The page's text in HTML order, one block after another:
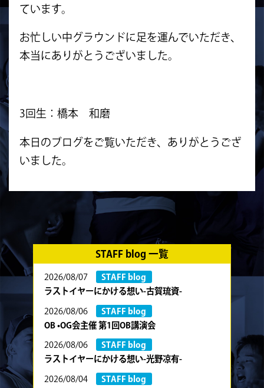
ています。
お忙しい中グラウンドに足を運んでいただき、
本当にありがとうございました。
3回生：橋本 和磨
本日のブログをご覧いただき、ありがとうござ
いました。
STAFF blog 一覧
2026/08/07
STAFF blog
ラストイヤーにかける想い-古賀琉資-
2026/08/06
STAFF blog
OB •OG会主催 第1回OB講演会
2026/08/06
STAFF blog
ラストイヤーにかける想い-光野凉有-
2026/08/04
STAFF blog